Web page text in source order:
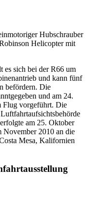
Hubschrauber
Helicopter mit
es sich bei der R66 um
und kann fünf
befördern. Die
und am 24.
Flug vorgeführt. Die
am 25. Oktober
November 2010 an die
Mesa, Kalifornien